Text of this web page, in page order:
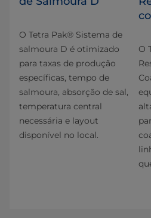
O Tetra Pak® Sistema de
salmoura D é otimizado
para taxas de produção
específicas, tempo de
salmoura, absorção de sal,
temperatura central
necessária e layout
disponível no local.
O